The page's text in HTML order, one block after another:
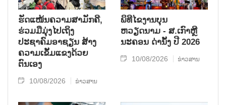
ຮັດແໜ້ນຄວາມສາມັກຄີ,
ຮ່ວມມືມຸ່ງໄປເຖິງ
ປະຊາຄົມອາຊຽນ ສ້າງ
ຄວາມເຂັ້ມແຂງດ້ວຍ
ຕົນເອງ
10/08/2026 ຂ່າວສານ
ພິທີໄຂງານບຸນ
ຫວຽດນາມ - ສ.ເກົາຫຼີ
ນະຄອນ ດ່ານັ້ງ ປີ 2026
10/08/2026 ຂ່າວສານ